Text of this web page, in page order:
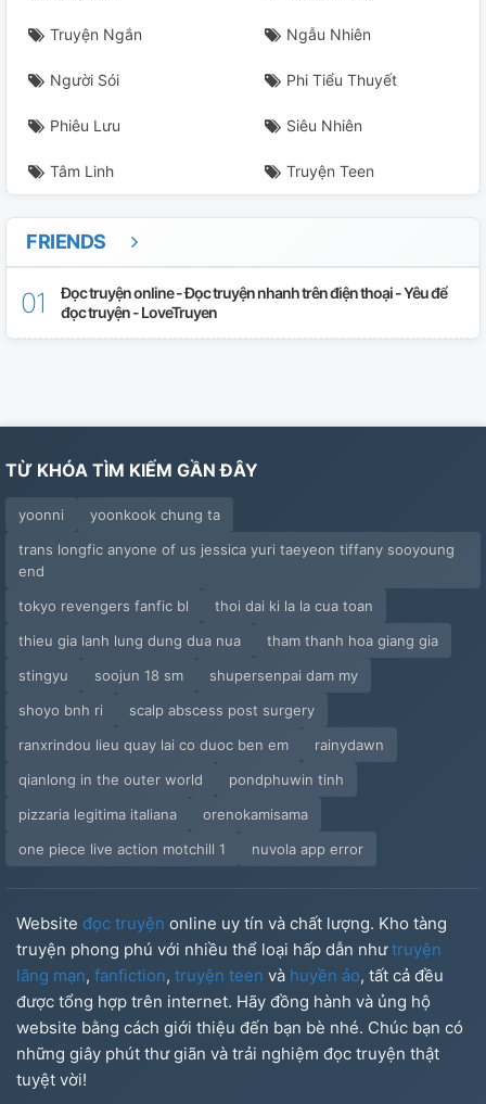
Truyện Ngắn Ngẫu Nhiên
Người Sói Phi Tiểu Thuyết
Phiêu Lưu Siêu Nhiên
Tâm Linh Truyện Teen
FRIENDS
Đọc truyện online - Đọc truyện nhanh trên điện thoại - Yêu để
đọc truyện - LoveTruyen
TỪ KHÓA TÌM KIẾM GẦN ĐÂY
yoonni
yoonkook chung ta
trans longfic anyone of us jessica yuri taeyeon tiffany sooyoung
end
tokyo revengers fanfic bl
thoi dai ki la la cua toan
thieu gia lanh lung dung dua nua
tham thanh hoa giang gia
stingyu
soojun 18 sm
shupersenpai dam my
shoyo bnh ri
scalp abscess post surgery
ranxrindou lieu quay lai co duoc ben em
rainydawn
qianlong in the outer world
pondphuwin tinh
pizzaria legitima italiana
orenokamisama
one piece live action motchill 1
nuvola app error
Website đọc truyện online uy tín và chất lượng. Kho tàng
truyện phong phú với nhiều thể loại hấp dẫn nhưtruyện
lãng mạn, fanfiction, truyện teen và huyền ảo, tất cả đều
được tổng hợp trên internet. Hãy đồng hành và ủng hộ
website bằng cách giới thiệu đến bạn bè nhé. Chúc bạn có
những giây phút thư giãn và trải nghiệm đọc truyện thật
tuyệt vời!